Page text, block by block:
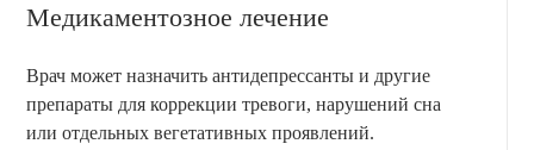
Медикаментозное лечение
Врач может назначить антидепрессанты и другие
препараты для коррекции тревоги, нарушений сна
или отдельных вегетативных проявлений.